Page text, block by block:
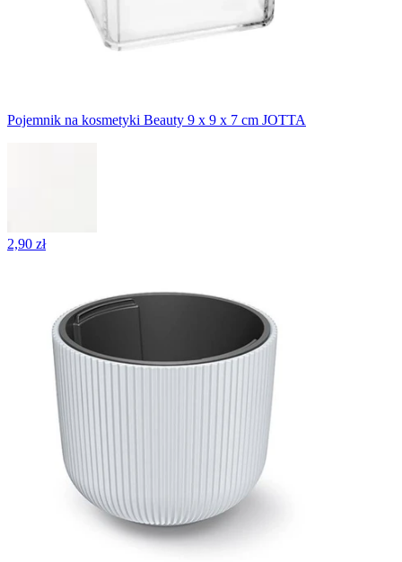
Pojemnik na kosmetyki Beauty 9 x 9 x 7 cm JOTTA
2,90 zł